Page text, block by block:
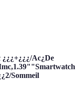
Ac¿De
Sommeil